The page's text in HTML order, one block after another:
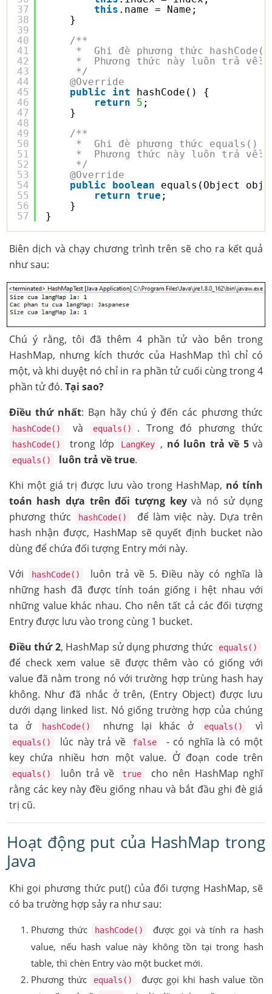
37
38
39
40
41
42
43
44
45
46
47
48
49
50
51
52
53
54
55
56
57
this .name = Name;
}
/**
*  Ghi đè phương thức hashCode()
*  Phương thức này luôn trả về:
*/
@Override
public
int
hashCode() {
return
5 ;
}
/**
*  Ghi đè phương thức equals()
*  Phương thức này luôn trả về:
*/
@Override
public
boolean
equals(Object
return
true ;
}
}
Biên dịch và chạy chương trình trên sẽ cho ra kết quả
như sau:
Chú ý rằng, tôi đã thêm 4 phần tử vào bên trong
HashMap, nhưng kích thước của HashMap thì chỉ có
một, và khi duyệt nó chỉ in ra phần tử cuối cùng trong 4
phần tử đó. Tại sao?
Điều thứ nhất: Bạn hãy chú ý đến các phương thức
hashCode() và equals() . Trong đó phương thức
hashCode() trong lớp LangKey , nó luôn trả về 5và
equals() luôn trả về true.
Khi một giá trị được lưu vào trong HashMap, nó tính
toán hash dựa trên đối tượng keyvà nó sử dụng
phương thức
hashCode()
để làm việc này. Dựa trên
hash nhận được, HashMap sẽ quyết định bucket nào
dùng để chứa đối tượng Entry mới này.
Với
hashCode()
luôn trả về 5. Điều này có nghĩa là
những hash đã được tính toán giống i hệt nhau với
những value khác nhau. Cho nên tất cả các đối tượng
Entry được lưu vào trong cùng 1 bucket.
Điều thứ 2, HashMap sử dụng phương thức equals()
để check xem value sẽ được thêm vào có giống với
value đã nằm trong nó với trường hợp trùng hash hay
không. Như đã nhắc ở trên, (Entry Object) được lưu
dưới dạng linked list. Nó giống trường hợp của chúng
ta ở
hashCode() nhưng lại khác ở equals() vì
equals() lúc này trả về false
- có nghĩa là có một
key chứa nhiều hơn một value. Ở đoạn code trên
equals() luôn trả về true
cho nên HashMap nghĩ
rằng các key này đều giống nhau và bắt đầu ghi đè giá
trị cũ.
Hoạt động put của HashMap trong
Java
Khi gọi phương thức put() của đối tượng HashMap, sẽ
có ba trường hợp sảy ra như sau:
Phương thức hashCode()
được gọi và tính ra hash
value, nếu hash value này không tồn tại trong hash
table, thì chèn Entry vào một bucket mới.
Phương thức
equals()
được gọi khi hash value tồn